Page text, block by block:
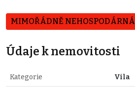
MIMOŘÁDNĚ NEHOSPODÁRNÁ
Údaje k nemovitosti
Kategorie Vila